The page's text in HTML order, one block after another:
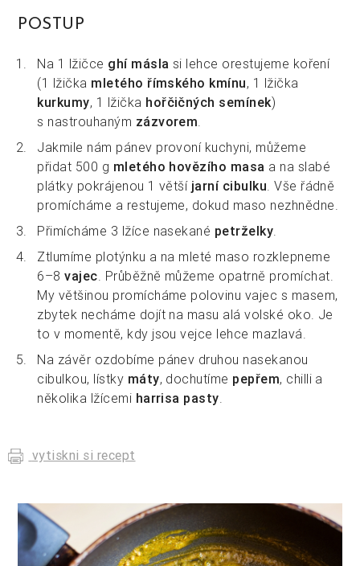
POSTUP
Na 1 lžičce ghí másla si lehce orestujeme koření
(1 lžička mletého římského kmínu, 1 lžička
kurkumy, 1 lžička hořčičných semínek)
s nastrouhaným zázvorem
Jakmile nám pánev provoní kuchyni, můžeme
přidat 500 g mletého hovězího masa a na slabé
plátky pokrájenou 1 větší jarní cibulku . Vše řádně
promícháme a restujeme, dokud maso nezhnědne.
Přimícháme 3 lžíce nasekané petrželky
Ztlumíme plotýnku a na mleté maso rozklepneme
6–8vajec . Průběžně můžeme opatrně promíchat.
My většinou promícháme polovinu vajec s masem,
zbytek necháme dojít na masu alá volské oko. Je
to v momentě, kdy jsou vejce lehce mazlavá.
Na závěr ozdobíme pánev druhou nasekanou
cibulkou, lístky máty, dochutíme pepřem, chilli a
několika lžícemi harrisa pasty
vytiskni si recept